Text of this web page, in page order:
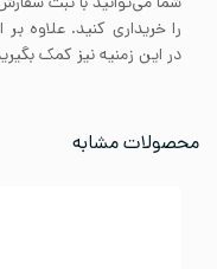
را خریداری کنید. علاوه
در این زمنیه نیز کمک
محصولات مشابه